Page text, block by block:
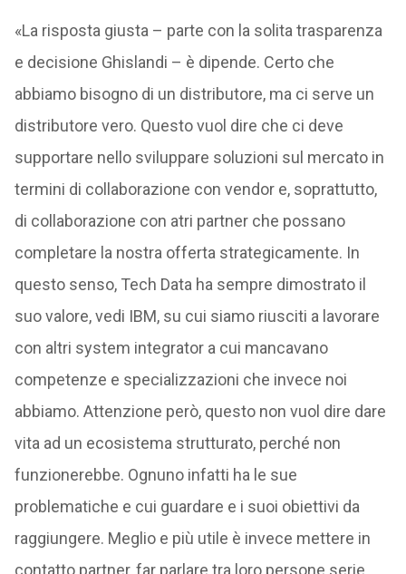
«La risposta giusta – parte con la solita trasparenza
e decisione Ghislandi – è dipende. Certo che
abbiamo bisogno di un distributore, ma ci serve un
distributore vero. Questo vuol dire che ci deve
supportare nello sviluppare soluzioni sul mercato in
termini di collaborazione con vendor e, soprattutto,
di collaborazione con atri partner che possano
completare la nostra offerta strategicamente. In
questo senso, Tech Data ha sempre dimostrato il
suo valore, vedi IBM, su cui siamo riusciti a lavorare
con altri system integrator a cui mancavano
competenze e specializzazioni che invece noi
abbiamo. Attenzione però, questo non vuol dire dare
vita ad un ecosistema strutturato, perché non
funzionerebbe. Ognuno infatti ha le sue
problematiche e cui guardare e i suoi obiettivi da
raggiungere. Meglio e più utile è invece mettere in